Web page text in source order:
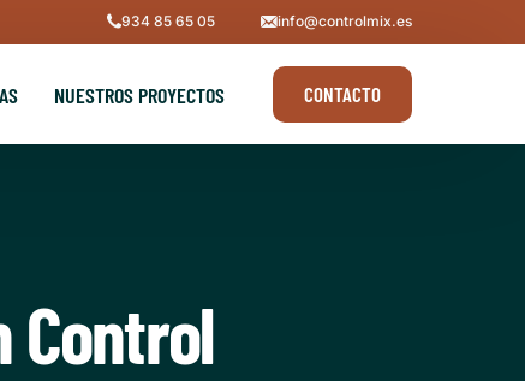
934 85 65 05 info@controlmix.es
NUESTROS PROYECTOS CONTACTO
Control